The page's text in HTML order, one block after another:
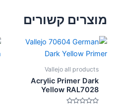
מוצרים קשורים
Vallejo all products
Acrylic Primer Dark
Yellow RAL7028